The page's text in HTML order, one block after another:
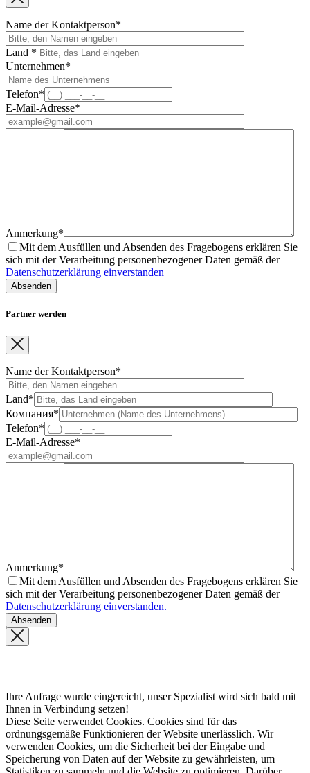
Name der Kontaktperson*
Land *
Unternehmen*
Telefon*
E-Mail-Adresse*
Anmerkung*
Mit dem Ausfüllen und Absenden des Fragebogens erklären Sie
sich mit der Verarbeitung personenbezogener Daten gemäß der
Datenschutzerklärung einverstanden
Partner werden
Name der Kontaktperson*
Land*
Компания*
Telefon*
E-Mail-Adresse*
Anmerkung*
Mit dem Ausfüllen und Absenden des Fragebogens erklären Sie
sich mit der Verarbeitung personenbezogener Daten gemäß der
Datenschutzerklärung einverstanden.
Ihre Anfrage wurde eingereicht, unser Spezialist wird sich bald mit
Ihnen in Verbindung setzen!
Diese Seite verwendet Cookies. Cookies sind für das
ordnungsgemäße Funktionieren der Website unerlässlich. Wir
verwenden Cookies, um die Sicherheit bei der Eingabe und
Speicherung von Daten auf der Website zu gewährleisten, um